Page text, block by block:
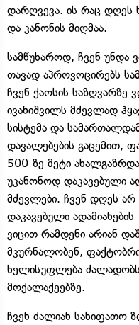
დარღვევა. ის რაც დღეს
და კანონის მიღმაა.
სამწუხაროდ, ჩვენ
თავად აპროვოცირებს
ჩვენ ქაოსის საზღვარზე
ივანიშვილს მძევლად
სისტემა და
დავალებების გაცემით,
500-ზე მეტი
უკანონოდ დაკავებული
მძევლები. ჩვენ დღეს
დაკავებული
ვიცით რამდენი არიან
მკურნალობენ,
ხელისუფლება
მოქალაქეებზე.
ჩვენ ძალიან სახიფათო